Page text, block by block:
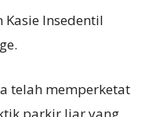
Insedentil
telah memperketat
parkir liar yang